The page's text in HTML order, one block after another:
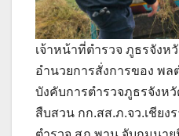
เจ้าหน้าที่ตำรวจ ภูธรจังห
อำนวยการสั่งการของ พล
บังคับการตำรวจภูธรจังห
สืบสวน กก.สส.ภ.จว.เชียง